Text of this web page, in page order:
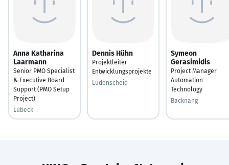
Anna Katharina
Laarmann
Senior PMO Specialist
& Executive Board
Support (PMO Setup
Project)
Lübeck
Dennis Hühn
Projektleiter
Entwicklungsprojekte
Lüdenscheid
Symeon
Gerasimidis
Project Manager
Automation
Technology
Backnang